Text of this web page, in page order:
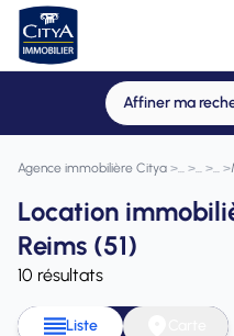
Affiner ma
Agence immobilière Citya > > > >
Location
Reims (51)
10 résultats
Liste